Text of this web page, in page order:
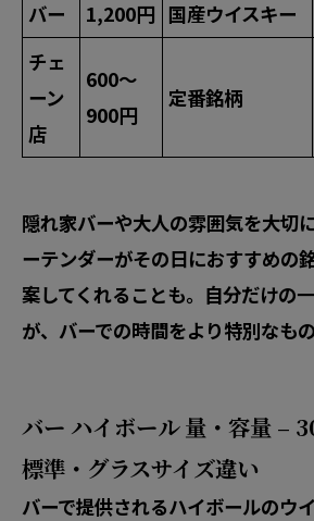
バー
1,200円 国産ウイスキー
チェ
ーン
店
600〜
900円
定番銘柄
隠れ家バーや大人の雰囲気を大切
ーテンダーがその日におすすめの
案してくれることも。自分だけの
が、バーでの時間をより特別なもの
バー ハイボール 量・容量 –
標準・グラスサイズ違い
バーで提供されるハイボールのウ